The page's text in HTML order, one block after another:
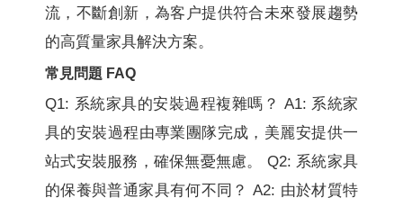
流，不斷創新，為客户提供符合未來發展趨勢
的高質量家具解決方案。
常見問題 FAQ
Q1: 系統家具的安裝過程複雜嗎？ A1: 系統家
具的安裝過程由專業團隊完成，美麗安提供一
站式安裝服務，確保無憂無慮。 Q2: 系統家具
的保養與普通家具有何不同？ A2: 由於材質特